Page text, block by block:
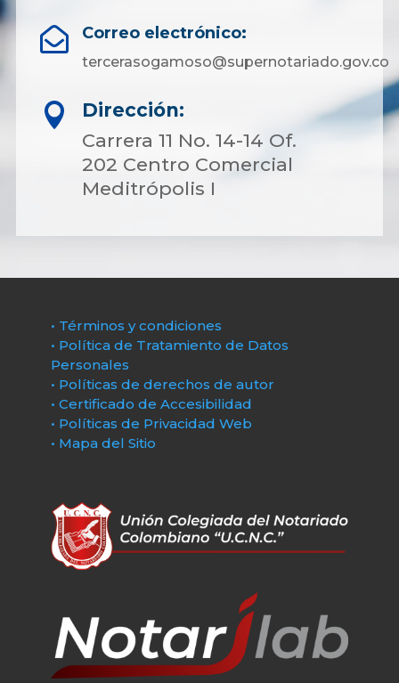
 Correo electrónico:
tercerasogamoso@supernotariado.gov.co

Dirección:
Carrera 11 No. 14-14 Of.
202 Centro Comercial
Meditrópolis I
• Términos y condiciones
• Política de Tratamiento de Datos
Personales
• Políticas de derechos de autor
• Certificado de Accesibilidad
• Políticas de Privacidad Web
• Mapa del Sitio